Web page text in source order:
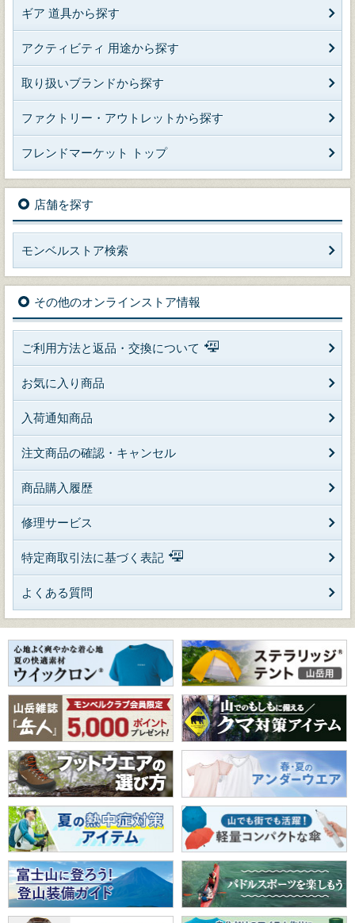
ギア 道具から探す
アクティビティ 用途から探す
取り扱いブランドから探す
ファクトリー・アウトレットから探す
フレンドマーケット トップ
店舗を探す
モンベルストア検索
その他のオンラインストア情報
ご利用方法と返品・交換について
お気に入り商品
入荷通知商品
注文商品の確認・キャンセル
商品購入履歴
修理サービス
特定商取引法に基づく表記
よくある質問